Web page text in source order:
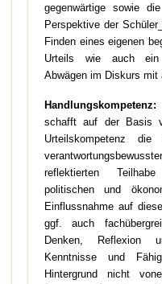
gegenwärtige sowie
Perspektive der
Finden eines eigenen
Urteils wie auch ein
Abwägen im Diskurs mit
Handlungskompetenz:
schafft auf der Basis
Urteilskompetenz
reflektierten
politischen und
Einflussnahme auf
ggf. auch
Denken, Reflexion
Kenntnisse und
Hintergrund nicht